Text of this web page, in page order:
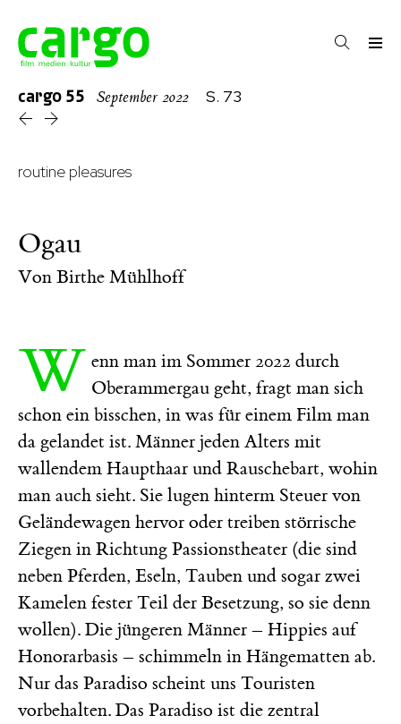
cargo 55 September 2022 S. 73
routine pleasures
Ogau
Von Birthe Mühlhoff
W enn man im Sommer 2022 durch
Oberammergau geht, fragt man sich
schon ein bisschen, in was für einem Film man
da gelandet ist. Männer jeden Alters mit
wallendem Haupthaar und Rauschebart, wohin
man auch sieht. Sie lugen hinterm Steuer von
Geländewagen hervor oder treiben störrische
Ziegen in Richtung Passionstheater (die sind
neben Pferden, Eseln, Tauben und sogar zwei
Kamelen fester Teil der Besetzung, so sie denn
wollen). Die jüngeren Männer – Hippies auf
Honorarbasis – schimmeln in Hängematten ab.
Nur das Paradiso scheint uns Touristen
vorbehalten. Das Paradiso ist die zentral